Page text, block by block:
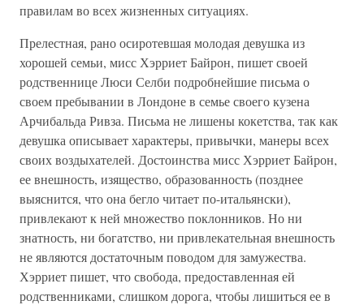
правилам во всех жизненных ситуациях.
Прелестная, рано осиротевшая молодая девушка из
хорошей семьи, мисс Хэрриет Байрон, пишет своей
родственнице Люси Селби подробнейшие письма о
своем пребывании в Лондоне в семье своего кузена
Арчибальда Ривза. Письма не лишены кокетства, так как
девушка описывает характеры, привычки, манеры всех
своих воздыхателей. Достоинства мисс Хэрриет Байрон,
ее внешность, изящество, образованность (позднее
выяснится, что она бегло читает по-итальянски),
привлекают к ней множество поклонников. Но ни
знатность, ни богатство, ни привлекательная внешность
не являются достаточным поводом для замужества.
Хэрриет пишет, что свобода, предоставленная ей
родственниками, слишком дорога, чтобы лишиться ее в